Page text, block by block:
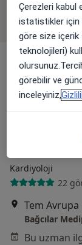
Bu doktor/
yakın
Kardiyoloji
22
Bağcılar
Çerezleri kabul
istatistikler için
göre size içerik
teknolojileri)
görebilir ve
inceleyiniz,